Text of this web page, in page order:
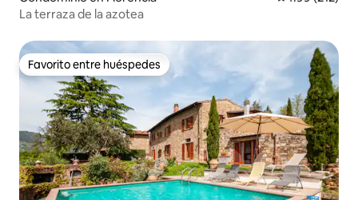
La terraza de la azotea
Favorito entre huéspedes
Favorito entre huéspedes